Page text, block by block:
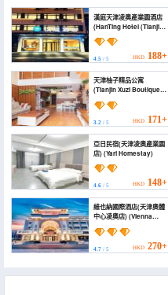
漢庭天津凌奧產業園酒店
(HanTing Hotel (Tianjin
Ling'ao Industrial Park))
4.5 / 5 HKD 188+
天津柚子精品公寓
(Tianjin Xuzi Boutique
3.2 / 5 HKD 171+
亞日民宿(天津凌奧產業園
店) (Yari Homestay)
4.6 / 5 HKD 148+
維也納國際酒店(天津奧體
中心凌奧店) (Vienna
(Tianjin Ling'ao))
4.7 / 5 HKD 270+